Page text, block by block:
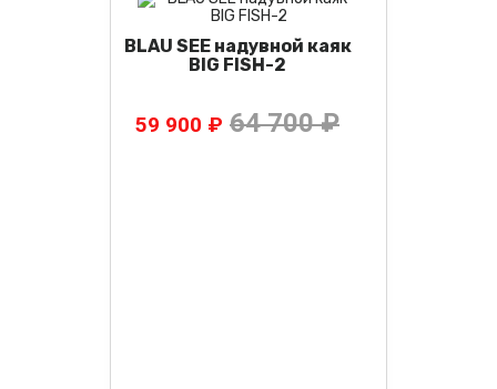
BLAU SEE надувной каяк
BIG FISH-2
59 900 ₽ 64 700 ₽